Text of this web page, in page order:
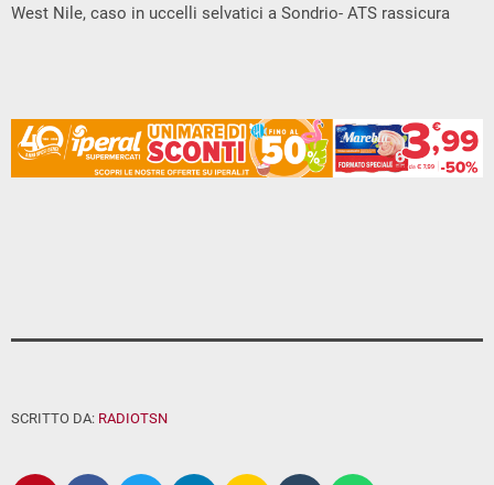
West Nile, caso in uccelli selvatici a Sondrio- ATS rassicura
SCRITTO DA: RADIOTSN